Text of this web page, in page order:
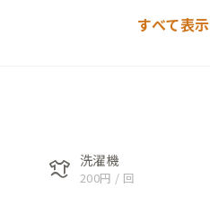
ー・棚、エメラルドグリーン
すべて表示
laundry 洗濯機
200円 / 回